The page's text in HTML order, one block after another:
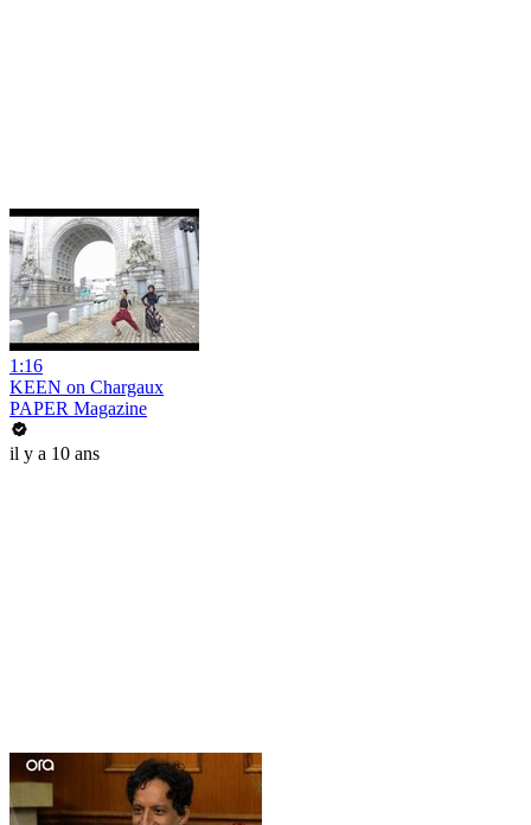
1:16
KEEN on Chargaux
PAPER Magazine
il y a 10 ans